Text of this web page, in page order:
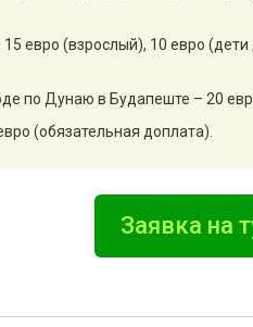
15 евро (взрослый), 10 евро
по Дунаю в Будапеште – 20
(обязательная доплата).
Заявка на